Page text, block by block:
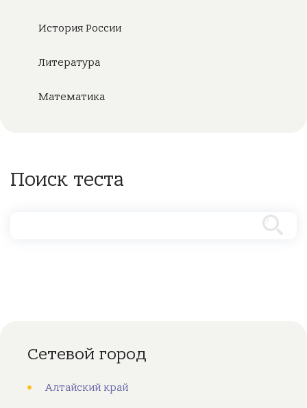
История России
Литература
Математика
Поиск теста
Сетевой город
Алтайский край